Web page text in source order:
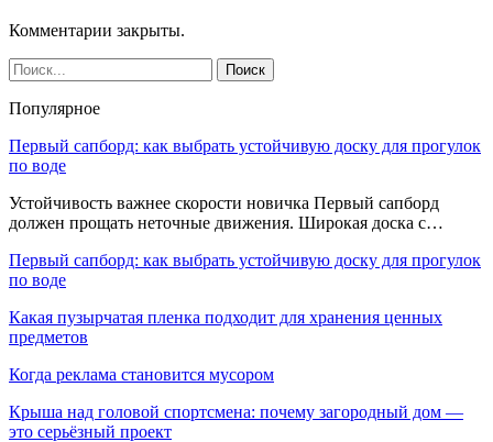
Комментарии закрыты.
Популярное
Первый сапборд: как выбрать устойчивую доску для прогулок
по воде
Устойчивость важнее скорости новичка Первый сапборд
должен прощать неточные движения. Широкая доска с…
Первый сапборд: как выбрать устойчивую доску для прогулок
по воде
Какая пузырчатая пленка подходит для хранения ценных
предметов
Когда реклама становится мусором
Крыша над головой спортсмена: почему загородный дом —
это серьёзный проект